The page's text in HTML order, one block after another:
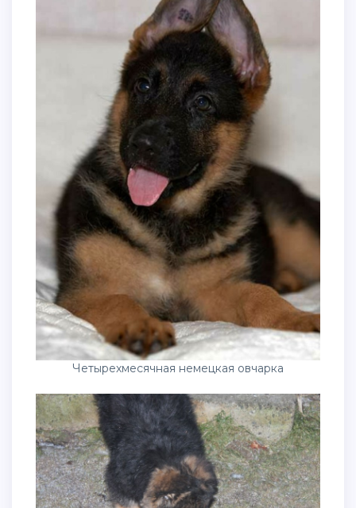
Четырехмесячная немецкая овчарка